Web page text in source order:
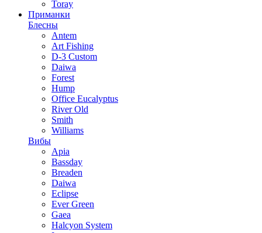
Toray
Приманки
Блесны
Antem
Art Fishing
D-3 Custom
Daiwa
Forest
Hump
Office Eucalyptus
River Old
Smith
Williams
Вибы
Apia
Bassday
Breaden
Daiwa
Eclipse
Ever Green
Gaea
Halcyon System